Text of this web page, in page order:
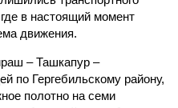
сообщение с одним
оползня, сошедшего на
июля. В Рутульском
продолжают
пункта.